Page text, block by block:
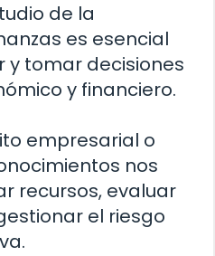
de la
es esencial
tomar decisiones
y financiero.
empresarial o
nos
recursos, evaluar
el riesgo